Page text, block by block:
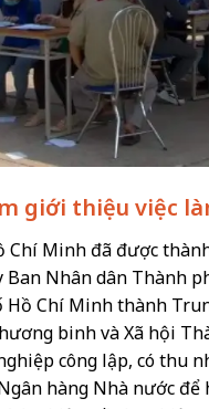
giới thiệu việc
Chí Minh đã được
Ban Nhân dân Thành
Chí Minh thành
binh và Xã hội
công lập, có thu
hàng Nhà nước